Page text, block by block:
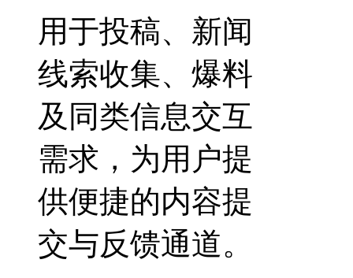
用于投稿、新闻
线索收集、爆料
及同类信息交互
需求，为用户提
供便捷的内容提
交与反馈通道。